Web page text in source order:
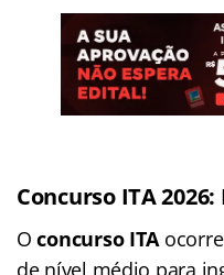
Concurso ITA 2026:
Oconcurso ITAocorre
de nível médio para